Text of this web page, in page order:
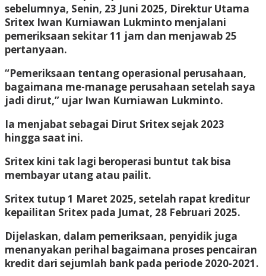
sebelumnya, Senin, 23 Juni 2025, Direktur Utama
Sritex Iwan Kurniawan Lukminto menjalani
pemeriksaan sekitar 11 jam dan menjawab 25
pertanyaan.
“Pemeriksaan tentang operasional perusahaan,
bagaimana me-manage perusahaan setelah saya
jadi dirut,” ujar Iwan Kurniawan Lukminto.
Ia menjabat sebagai Dirut Sritex sejak 2023
hingga saat ini.
Sritex kini tak lagi beroperasi buntut tak bisa
membayar utang atau pailit.
Sritex tutup 1 Maret 2025, setelah rapat kreditur
kepailitan Sritex pada Jumat, 28 Februari 2025.
Dijelaskan, dalam pemeriksaan, penyidik juga
menanyakan perihal bagaimana proses pencairan
kredit dari sejumlah bank pada periode 2020-2021.